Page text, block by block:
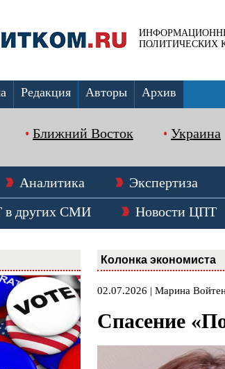
ПОЛИТИЧЕСКИХ
Редакция Авторы Архив
Ближний Восток Украина
Аналитика Экспертиза
других СМИ Новости ЦПТ
Колонка экономиста
02.07.2026 | Марина
Спасение